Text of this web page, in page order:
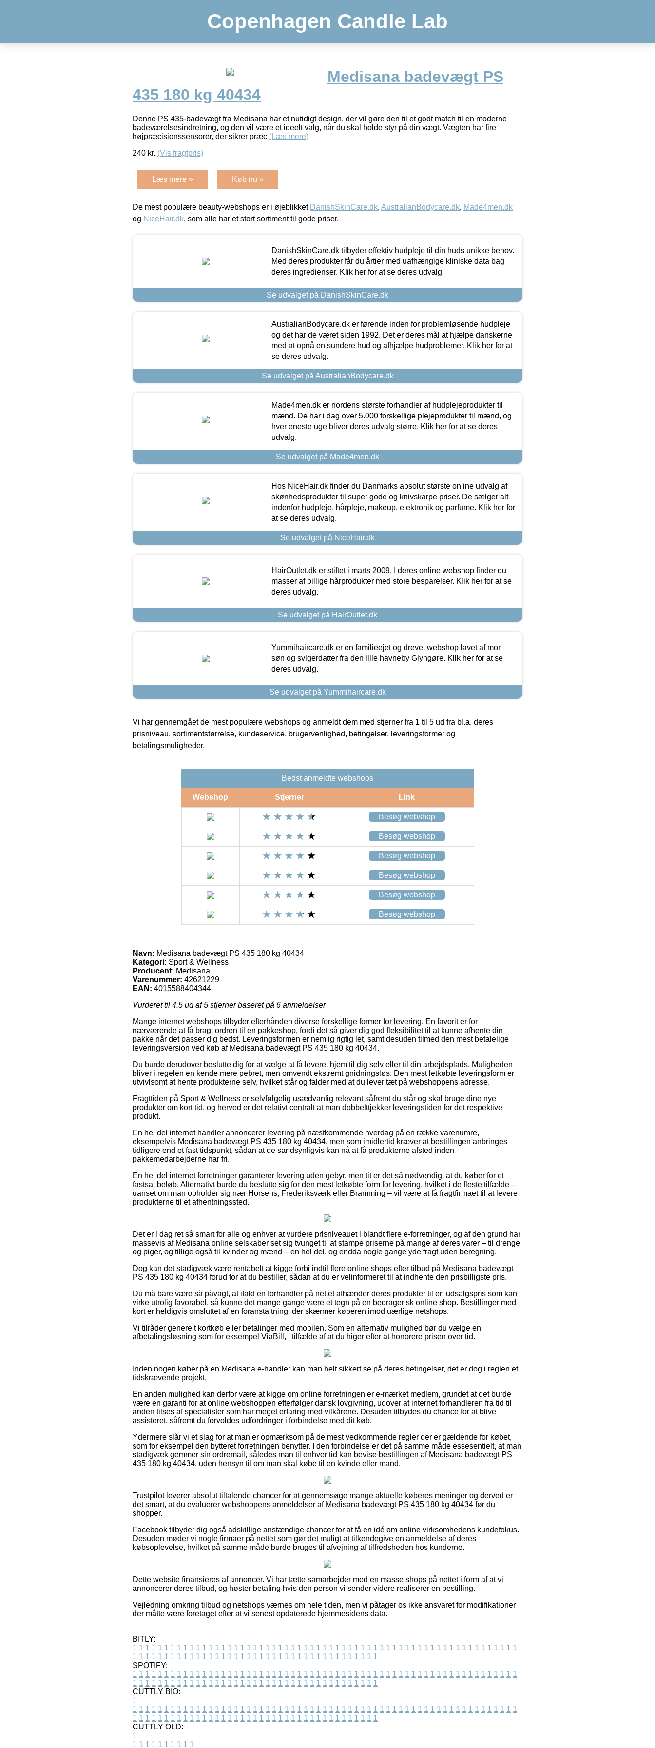
Copenhagen Candle Lab
Medisana badevægt PS
435 180 kg 40434
Denne PS 435-badevægt fra Medisana har et nutidigt design, der vil gøre den til et godt match til en moderne
badeværelsesindretning, og den vil være et ideelt valg, når du skal holde styr på din vægt. Vægten har fire
højpræcisionssensorer, der sikrer præc (Læs mere)
240 kr. (Vis fragtpris)
Læs mere » Køb nu »
De mest populære beauty-webshops er i øjeblikket DanishSkinCare.dk, AustralianBodycare.dk, Made4men.dk
og NiceHair.dk, som alle har et stort sortiment til gode priser.
DanishSkinCare.dk tilbyder effektiv hudpleje til din huds unikke behov.
Med deres produkter får du årtier med uafhængige kliniske data bag
deres ingredienser. Klik her for at se deres udvalg.
Se udvalget på DanishSkinCare.dk
AustralianBodycare.dk er førende inden for problemløsende hudpleje
og det har de været siden 1992. Det er deres mål at hjælpe danskerne
med at opnå en sundere hud og afhjælpe hudproblemer. Klik her for at
se deres udvalg.
Se udvalget på AustralianBodycare.dk
Made4men.dk er nordens største forhandler af hudplejeprodukter til
mænd. De har i dag over 5.000 forskellige plejeprodukter til mænd, og
hver eneste uge bliver deres udvalg større. Klik her for at se deres
udvalg.
Se udvalget på Made4men.dk
Hos NiceHair.dk finder du Danmarks absolut største online udvalg af
skønhedsprodukter til super gode og knivskarpe priser. De sælger alt
indenfor hudpleje, hårpleje, makeup, elektronik og parfume. Klik her for
at se deres udvalg.
Se udvalget på NiceHair.dk
HairOutlet.dk er stiftet i marts 2009. I deres online webshop finder du
masser af billige hårprodukter med store besparelser. Klik her for at se
deres udvalg.
Se udvalget på HairOutlet.dk
Yummihaircare.dk er en familieejet og drevet webshop lavet af mor,
søn og svigerdatter fra den lille havneby Glyngøre. Klik her for at se
deres udvalg.
Se udvalget på Yummihaircare.dk
Vi har gennemgået de mest populære webshops og anmeldt dem med stjerner fra 1 til 5 ud fra bl.a. deres
prisniveau, sortimentstørrelse, kundeservice, brugervenlighed, betingelser, leveringsformer og
betalingsmuligheder.
Bedst anmeldte webshops
Webshop Stjerner Link
Besøg webshop
Besøg webshop
Besøg webshop
Besøg webshop
Besøg webshop
Besøg webshop
Navn: Medisana badevægt PS 435 180 kg 40434
Kategori: Sport & Wellness
Producent: Medisana
Varenummer: 42621229
EAN: 4015588404344
Vurderet til 4.5 ud af 5 stjerner baseret på 6 anmeldelser
Mange internet webshops tilbyder efterhånden diverse forskellige former for levering. En favorit er for
nærværende at få bragt ordren til en pakkeshop, fordi det så giver dig god fleksibilitet til at kunne afhente din
pakke når det passer dig bedst. Leveringsformen er nemlig rigtig let, samt desuden tilmed den mest betalelige
leveringsversion ved køb af Medisana badevægt PS 435 180 kg 40434.
Du burde derudover beslutte dig for at vælge at få leveret hjem til dig selv eller til din arbejdsplads. Muligheden
bliver i regelen en kende mere pebret, men omvendt ekstremt gnidningsløs. Den mest letkøbte leveringsform er
utvivlsomt at hente produkterne selv, hvilket står og falder med at du lever tæt på webshoppens adresse.
Fragttiden på Sport & Wellness er selvfølgelig usædvanlig relevant såfremt du står og skal bruge dine nye
produkter om kort tid, og herved er det relativt centralt at man dobbelttjekker leveringstiden for det respektive
produkt.
En hel del internet handler annoncerer levering på næstkommende hverdag på en række varenumre,
eksempelvis Medisana badevægt PS 435 180 kg 40434, men som imidlertid kræver at bestillingen anbringes
tidligere end et fast tidspunkt, sådan at de sandsynligvis kan nå at få produkterne afsted inden
pakkemedarbejderne har fri.
En hel del internet forretninger garanterer levering uden gebyr, men tit er det så nødvendigt at du køber for et
fastsat beløb. Alternativt burde du beslutte sig for den mest letkøbte form for levering, hvilket i de fleste tilfælde –
uanset om man opholder sig nær Horsens, Frederiksværk eller Bramming – vil være at få fragtfirmaet til at levere
produkterne til et afhentningssted.
Det er i dag ret så smart for alle og enhver at vurdere prisniveauet i blandt flere e-forretninger, og af den grund har
massevis af Medisana online selskaber set sig tvunget til at stampe priserne på mange af deres varer – til drenge
og piger, og tillige også til kvinder og mænd – en hel del, og endda nogle gange yde fragt uden beregning.
Dog kan det stadigvæk være rentabelt at kigge forbi indtil flere online shops efter tilbud på Medisana badevægt
PS 435 180 kg 40434 forud for at du bestiller, sådan at du er velinformeret til at indhente den prisbilligste pris.
Du må bare være så påvagt, at ifald en forhandler på nettet afhænder deres produkter til en udsalgspris som kan
virke utrolig favorabel, så kunne det mange gange være et tegn på en bedragerisk online shop. Bestillinger med
kort er heldigvis omsluttet af en foranstaltning, der skærmer køberen imod uærlige netshops.
Vi tilråder generelt kortkøb eller betalinger med mobilen. Som en alternativ mulighed bør du vælge en
afbetalingsløsning som for eksempel ViaBill, i tilfælde af at du higer efter at honorere prisen over tid.
Inden nogen køber på en Medisana e-handler kan man helt sikkert se på deres betingelser, det er dog i reglen et
tidskrævende projekt.
En anden mulighed kan derfor være at kigge om online forretningen er e-mærket medlem, grundet at det burde
være en garanti for at online webshoppen efterfølger dansk lovgivning, udover at internet forhandleren fra tid til
anden tilses af specialister som har meget erfaring med vilkårene. Desuden tilbydes du chance for at blive
assisteret, såfremt du forvoldes udfordringer i forbindelse med dit køb.
Ydermere slår vi et slag for at man er opmærksom på de mest vedkommende regler der er gældende for købet,
som for eksempel den bytteret forretningen benytter. I den forbindelse er det på samme måde essesentielt, at man
stadigvæk gemmer sin ordremail, således man til enhver tid kan bevise bestillingen af Medisana badevægt PS
435 180 kg 40434, uden hensyn til om man skal købe til en kvinde eller mand.
Trustpilot leverer absolut tiltalende chancer for at gennemsøge mange aktuelle køberes meninger og derved er
det smart, at du evaluerer webshoppens anmeldelser af Medisana badevægt PS 435 180 kg 40434 før du
shopper.
Facebook tilbyder dig også adskillige anstændige chancer for at få en idé om online virksomhedens kundefokus.
Desuden møder vi nogle firmaer på nettet som gør det muligt at tilkendegive en anmeldelse af deres
købsoplevelse, hvilket på samme måde burde bruges til afvejning af tilfredsheden hos kunderne.
Dette website finansieres af annoncer. Vi har tætte samarbejder med en masse shops på nettet i form af at vi
annoncerer deres tilbud, og høster betaling hvis den person vi sender videre realiserer en bestilling.
Vejledning omkring tilbud og netshops værnes om hele tiden, men vi påtager os ikke ansvaret for modifikationer
der måtte være foretaget efter at vi senest opdaterede hjemmesidens data.
BITLY:
1 1 1 1 1 1 1 1 1 1 1 1 1 1 1 1 1 1 1 1 1 1 1 1 1 1 1 1 1 1 1 1 1 1 1 1 1 1 1 1 1 1 1 1 1 1 1 1 1 1 1 1 1 1 1 1 1 1 1 1 1
1 1 1 1 1 1 1 1 1 1 1 1 1 1 1 1 1 1 1 1 1 1 1 1 1 1 1 1 1 1 1 1 1 1 1 1 1 1 1
SPOTIFY:
1 1 1 1 1 1 1 1 1 1 1 1 1 1 1 1 1 1 1 1 1 1 1 1 1 1 1 1 1 1 1 1 1 1 1 1 1 1 1 1 1 1 1 1 1 1 1 1 1 1 1 1 1 1 1 1 1 1 1 1 1
1 1 1 1 1 1 1 1 1 1 1 1 1 1 1 1 1 1 1 1 1 1 1 1 1 1 1 1 1 1 1 1 1 1 1 1 1 1 1
CUTTLY BIO:
1
1 1 1 1 1 1 1 1 1 1 1 1 1 1 1 1 1 1 1 1 1 1 1 1 1 1 1 1 1 1 1 1 1 1 1 1 1 1 1 1 1 1 1 1 1 1 1 1 1 1 1 1 1 1 1 1 1 1 1 1 1
1 1 1 1 1 1 1 1 1 1 1 1 1 1 1 1 1 1 1 1 1 1 1 1 1 1 1 1 1 1 1 1 1 1 1 1 1 1 1
CUTTLY OLD:
1
1 1 1 1 1 1 1 1 1 1